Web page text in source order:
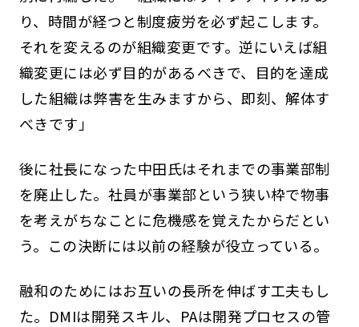
り、時間が経つと制度疲労を必ず起こします。
それを変えるのが組織変更です。逆にいえば組
織変更には必ず目的があるべきで、目的を達成
した組織は弊害を生みますから、即刻、解体す
べきです」
後に社長になった中田氏はそれまでの事業部制
を廃止した。社員が事業部という狭い枠で物事
を考えがちなことに危機感を覚えたからだとい
う。この決断には以前の経験が役立っている。
融和のためにはお互いの長所を伸ばす工夫もし
た。DMIは開発スキル、PAは開発プロセスの管